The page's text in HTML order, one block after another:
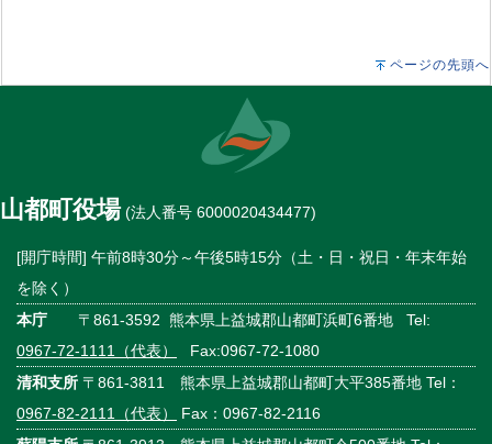
ページの先頭へ
山都町役場(法人番号 6000020434477)
[開庁時間] 午前8時30分～午後5時15分（土・日・祝日・年末年始
を除く）
本庁 〒861-3592 熊本県上益城郡山都町浜町6番地 Tel:
0967-72-1111（代表）
Fax:0967-72-1080
清和支所 〒861-3811 熊本県上益城郡山都町大平385番地 Tel：
0967-82-2111（代表）
Fax：0967-82-2116